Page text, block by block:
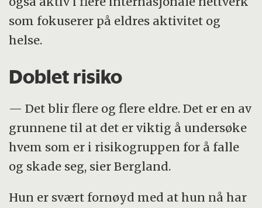
som fokuserer på eldres aktivitet og
helse.
Doblet risiko
— Det blir flere og flere eldre. Det er en av
grunnene til at det er viktig å undersøke
hvem som er i risikogruppen for å falle
og skade seg, sier Bergland.
Hun er svært fornøyd med at hun nå har